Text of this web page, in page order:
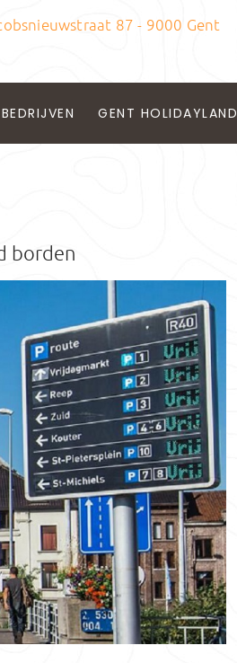
87 - 9000 Gent
BEDRIJVEN GENT HOLIDAYLAND
borden